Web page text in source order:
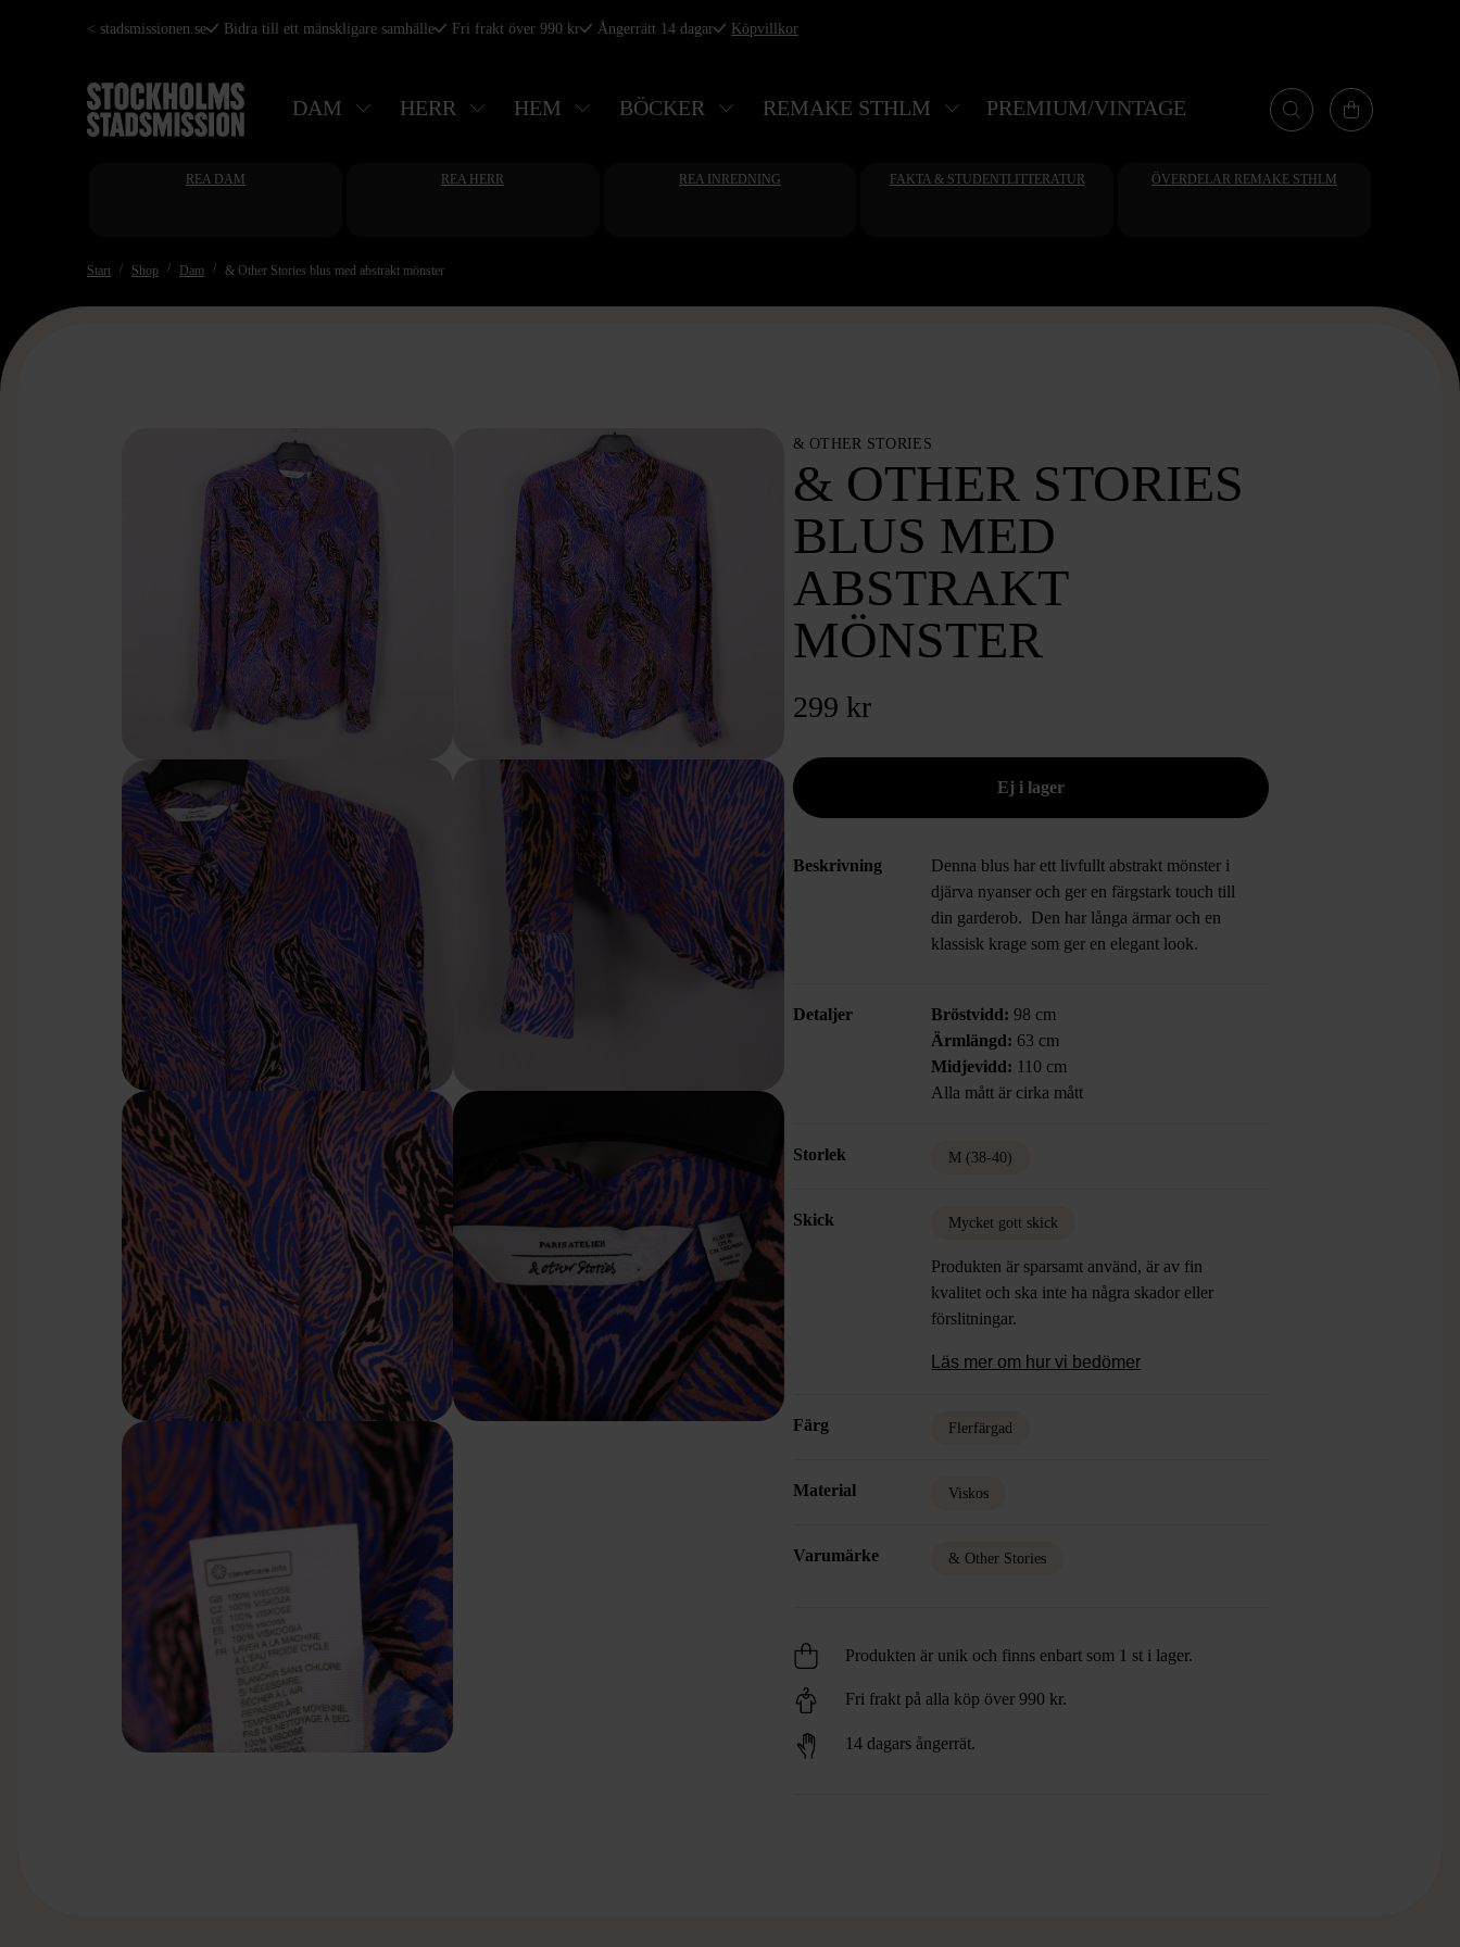
Hoppa
huvudinnehåll
< stadsmissionen.se Bidra till ett mänskligare samhälle Fri frakt över 990 kr Ångerrätt 14 dagar Köpvillkor
DAM HERR HEM BÖCKER REMAKE STHLM PREMIUM/VINTAGE
REA DAM REA HERR REA INREDNING FAKTA & STUDENTLITTERATUR ÖVERDELAR REMAKE STHLM
Start Shop Dam & Other Stories blus med abstrakt mönster
& OTHER STORIES
& OTHER STORIES
BLUS MED
ABSTRAKT
MÖNSTER
299 kr
Beskrivning
Denna blus har ett livfullt abstrakt mönster i
djärva nyanser och ger en färgstark touch till
din garderob. Den har långa ärmar och en
klassisk krage som ger en elegant look.
Detaljer Bröstvidd: 98 cm
Ärmlängd: 63 cm
Midjevidd: 110 cm
Alla mått är cirka mått
Storlek M (38-40)
Skick Mycket gott skick
Produkten är sparsamt använd, är av fin
kvalitet och ska inte ha några skador eller
förslitningar.
Läs mer om hur vi bedömer
Färg Flerfärgad
Material Viskos
Varumärke & Other Stories
Produkten är unik och finns enbart som 1 st i lager.
Fri frakt på alla köp över 990 kr.
14 dagars ångerrät.